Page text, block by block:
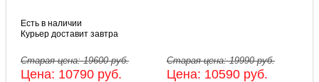
Есть в наличии
Курьер доставит завтра
Старая цена:19600руб.
Цена: 10790 руб.
Старая цена:19990руб.
Цена: 10590 руб.